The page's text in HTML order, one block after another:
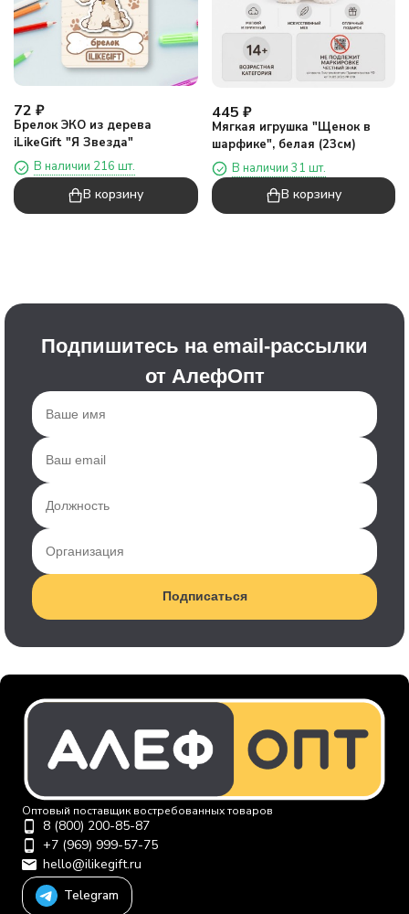
72 ₽
Брелок ЭКО из дерева
iLikeGift "Я Звезда"
В наличии 216 шт.
В корзину
445 ₽
Мягкая игрушка "Щенок в
шарфике", белая (23см)
В наличии 31 шт.
В корзину
Подпишитесь на email-рассылки
от АлефОпт
Подписаться
Оптовый поставщик востребованных товаров
8 (800) 200-85-87
+7 (969) 999-57-75
hello@ilikegift.ru
Telegram